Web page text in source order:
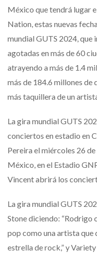
México que tendrá lugar
Nation, estas nuevas
mundial GUTS 2024, que
agotadas en más de 60
atrayendo a más de 1.4
más de 184.6 millones de
más taquillera de un
La gira mundial GUTS
conciertos en estadio en
Pereira el miércoles 26
México, en el Estadio
Vincent abrirá los
La gira mundial GUTS
Stone diciendo: “Rodrigo
pop como una artista que
estrella de rock,” y Variety